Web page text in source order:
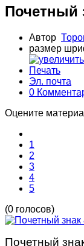
Почетный
Автор
размер
Печать
Эл. почта
0
Оцените
1
2
3
4
5
(0 голосов)
Почетный